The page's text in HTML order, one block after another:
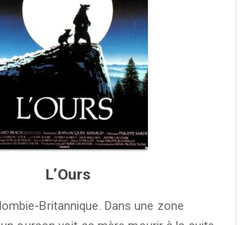
L’Ours
Britannique. Dans une zone